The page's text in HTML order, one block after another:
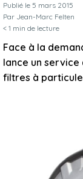
Publié le 5 mars 2015
Par Jean-Marc Felten
< 1 min de lecture
Face à la
lance un
filtres à